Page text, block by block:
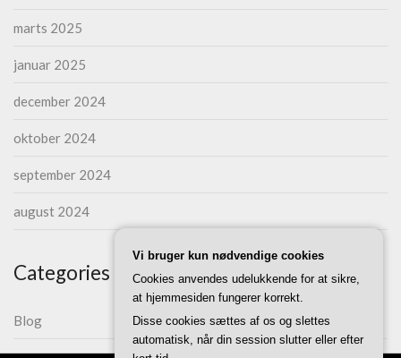
marts 2025
januar 2025
december 2024
oktober 2024
september 2024
august 2024
Categories
Blog
Vi bruger kun nødvendige cookies
Cookies anvendes udelukkende for at sikre,
at hjemmesiden fungerer korrekt.
Disse cookies sættes af os og slettes
automatisk, når din session slutter eller efter